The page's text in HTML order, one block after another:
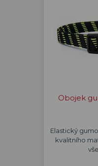
Obojek
Elastický
kvalitního